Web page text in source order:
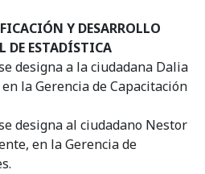
Y DESARROLLO
ESTADÍSTICA
designa a la ciudadana Dalia
la Gerencia de Capacitación
designa al ciudadano Nestor
en la Gerencia de